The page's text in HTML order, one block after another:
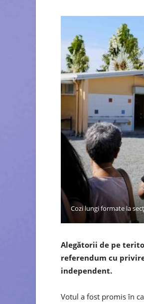
Cozi lungi formate la
Alegătorii de pe
referendum cu
independent.
Votul a fost promis în